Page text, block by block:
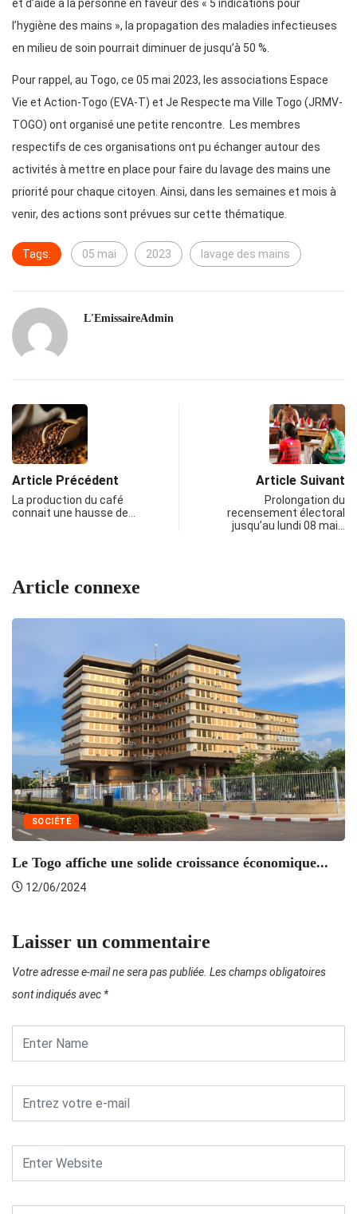
et d’aide à la personne en faveur des « 5 indications pour
l’hygiène des mains », la propagation des maladies infectieuses
en milieu de soin pourrait diminuer de jusqu’à 50 %.
Pour rappel, au Togo, ce 05 mai 2023, les associations Espace
Vie et Action-Togo (EVA-T) et Je Respecte ma Ville Togo (JRMV-
TOGO) ont organisé une petite rencontre. Les membres
respectifs de ces organisations ont pu échanger autour des
activités à mettre en place pour faire du lavage des mains une
priorité pour chaque citoyen. Ainsi, dans les semaines et mois à
venir, des actions sont prévues sur cette thématique.
Tags: 05 mai 2023 lavage des mains
L'EmissaireAdmin
Article Précédent
La production du café
connait une hausse de…
Article Suivant
Prolongation du
recensement électoral
jusqu’au lundi 08 mai…
Article connexe
SOCIÉTÉ
Le Togo affiche une solide croissance économique...
12/06/2024
Laisser un commentaire
Votre adresse e-mail ne sera pas publiée. Les champs obligatoires
sont indiqués avec *